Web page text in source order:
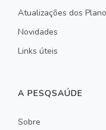
Atualizações dos
Novidades
Links úteis
A PESQSAÚDE
Sobre